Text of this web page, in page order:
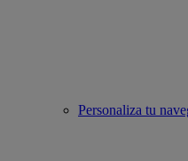
Personaliza tu